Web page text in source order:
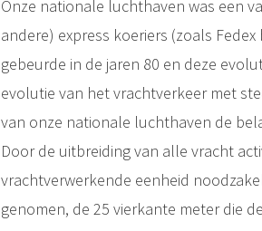
Onze nationale luchthaven was een
andere) express koeriers (zoals
gebeurde in de jaren 80 en deze
evolutie van het vrachtverkeer met
van onze nationale luchthaven de
Door de uitbreiding van alle vracht
vrachtverwerkende eenheid
genomen, de 25 vierkante meter die